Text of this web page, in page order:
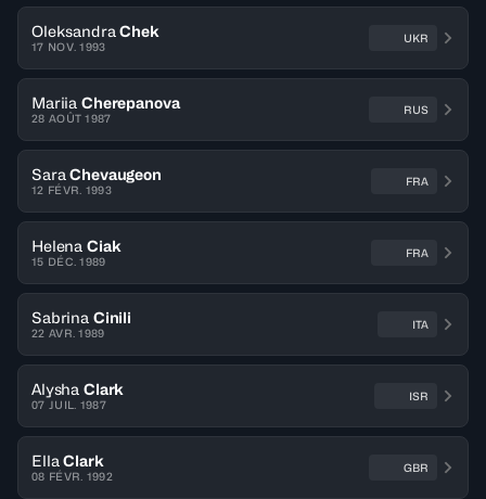
Oleksandra Chek
17 NOV. 1993
UKR
Mariia Cherepanova
28 AOÛT 1987
RUS
Sara Chevaugeon
12 FÉVR. 1993
FRA
Helena Ciak
15 DÉC. 1989
FRA
Sabrina Cinili
22 AVR. 1989
ITA
Alysha Clark
07 JUIL. 1987
ISR
Ella Clark
08 FÉVR. 1992
GBR